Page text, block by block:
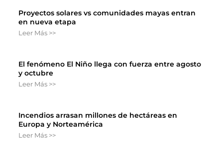
Proyectos solares vs comunidades mayas entran
en nueva etapa
Leer Más >>
El fenómeno El Niño llega con fuerza entre agosto
y octubre
Leer Más >>
Incendios arrasan millones de hectáreas en
Europa y Norteamérica
Leer Más >>